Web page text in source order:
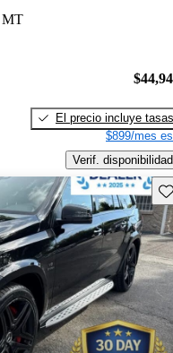
MT
El precio incluye tasas
$899/mes
Verif. disponibilidad